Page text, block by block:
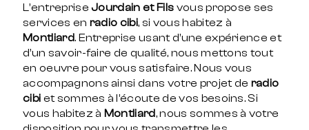
L’entrepriseJourdain et Fils vous propose ses
services en radio cibi, si vous habitez à
Montliard. Entreprise usant d’une expérience et
d’un savoir-faire de qualité, nous mettons tout
en oeuvre pour vous satisfaire. Nous vous
accompagnons ainsi dans votre projet de radio
cibi et sommes à l’écoute de vos besoins. Si
vous habitez à Montliard, nous sommes à votre